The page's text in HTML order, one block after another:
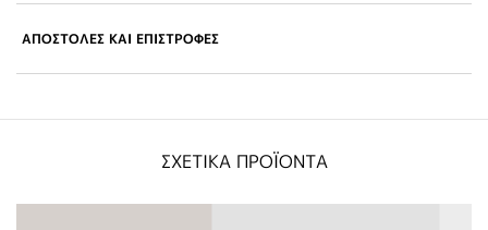
ΑΠΟΣΤΟΛΕΣ ΚΑΙ ΕΠΙΣΤΡΟΦΕΣ
ΣΧΕΤΙΚΑ ΠΡΟΪΟΝΤΑ